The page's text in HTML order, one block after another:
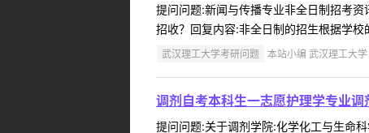
提问问题:新闻与传播专业非全日制招考
招收？回复内容:非全日制的招生根据学校
武汉理工大学考研问题 本站小编 武汉理工大
调剂自考本科生一志愿护理学专业调
提问问题:关于调剂学院:化学化工与生命